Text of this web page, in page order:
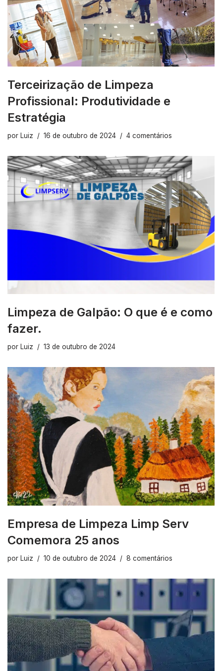
Terceirização de Limpeza
Profissional: Produtividade e
Estratégia
por Luiz 16 de outubro de 2024 4 comentários
Limpeza de Galpão: O que é e como
fazer.
por Luiz 13 de outubro de 2024
Empresa de Limpeza Limp Serv
Comemora 25 anos
por Luiz 10 de outubro de 2024 8 comentários